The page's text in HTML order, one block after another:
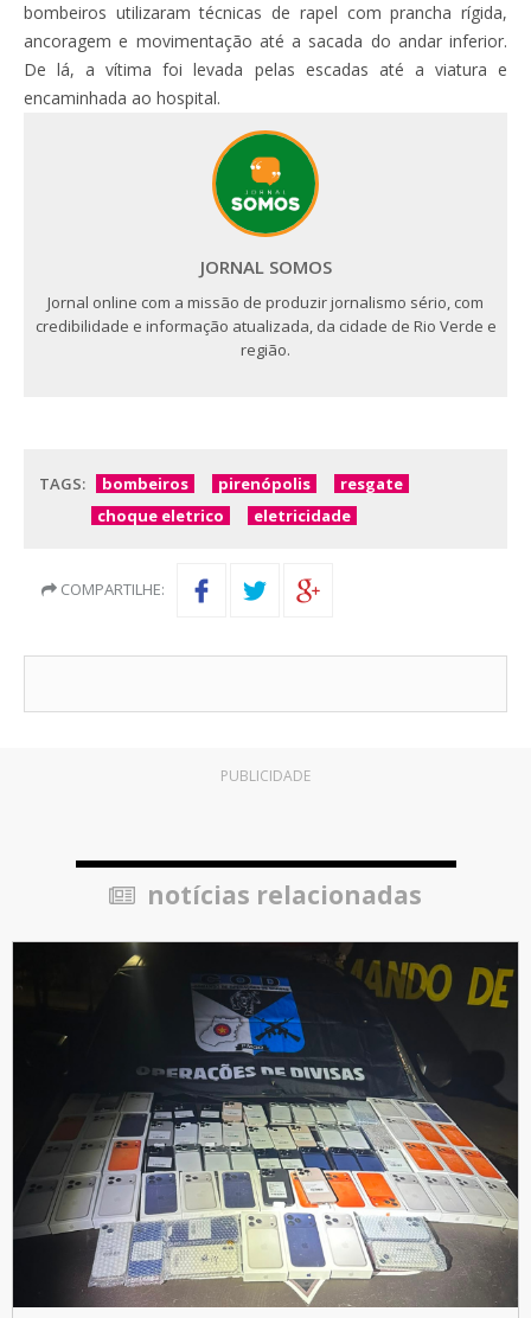
bombeiros utilizaram técnicas de rapel com prancha rígida,
ancoragem e movimentação até a sacada do andar inferior.
De lá, a vítima foi levada pelas escadas até a viatura e
encaminhada ao hospital.
JORNAL SOMOS
Jornal online com a missão de produzir jornalismo sério, com
credibilidade e informação atualizada, da cidade de Rio Verde e
região.
TAGS: bombeiros pirenópolis
resgate
choque eletrico
eletricidade
COMPARTILHE:
PUBLICIDADE
notícias relacionadas